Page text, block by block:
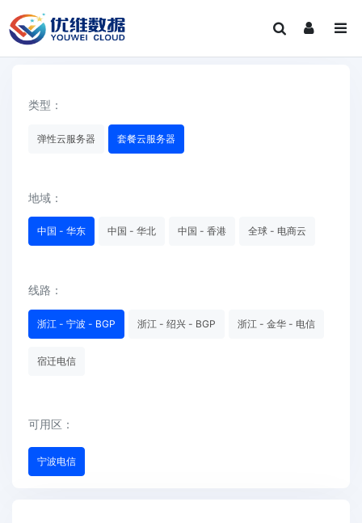
类型：
弹性云服务器 套餐云服务器
地域：
中国 - 华东 中国 - 华北 中国 - 香港 全球 - 电商云
线路：
浙江 - 宁波 - BGP 浙江 - 绍兴 - BGP 浙江 - 金华 - 电信
宿迁电信
可用区：
宁波电信